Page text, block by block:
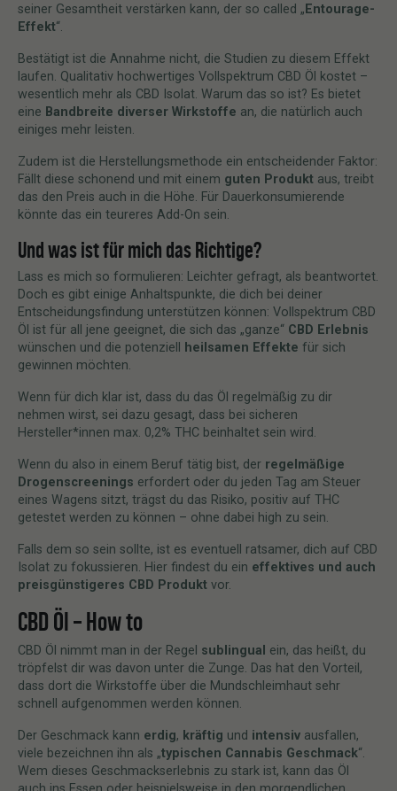
seiner Gesamtheit verstärken kann, der so called „ Entourage-
Effekt“.
Bestätigt ist die Annahme nicht, die Studien zu diesem Effekt
laufen. Qualitativ hochwertiges Vollspektrum CBD Öl kostet –
wesentlich mehr als CBD Isolat. Warum das so ist? Es bietet
eine Bandbreite diverser Wirkstoffe an, die natürlich auch
einiges mehr leisten.
Zudem ist die Herstellungsmethode ein entscheidender Faktor:
Fällt diese schonend und mit einem guten Produkt aus, treibt
das den Preis auch in die Höhe. Für Dauerkonsumierende
könnte das ein teureres Add-On sein.
Und was ist für mich das Richtige?
Lass es mich so formulieren: Leichter gefragt, als beantwortet.
Doch es gibt einige Anhaltspunkte, die dich bei deiner
Entscheidungsfindung unterstützen können: Vollspektrum CBD
Öl ist für all jene geeignet, die sich das „ganze“ CBD Erlebnis
wünschen und die potenziell
heilsamen Effekte für sich
gewinnen möchten.
Wenn für dich klar ist, dass du das Öl regelmäßig zu dir
nehmen wirst, sei dazu gesagt, dass bei sicheren
Hersteller*innen max. 0,2% THC beinhaltet sein wird.
Wenn du also in einem Beruf tätig bist, der regelmäßige
Drogenscreenings erfordert oder du jeden Tag am Steuer
eines Wagens sitzt, trägst du das Risiko, positiv auf THC
getestet werden zu können – ohne dabei high zu sein.
Falls dem so sein sollte, ist es eventuell ratsamer, dich auf CBD
Isolat zu fokussieren. Hier findest du ein effektives und auch
preisgünstigeres CBD Produkt vor.
CBD Öl – How to
CBD Öl nimmt man in der Regel sublingual ein, das heißt, du
tröpfelst dir was davon unter die Zunge. Das hat den Vorteil,
dass dort die Wirkstoffe über die Mundschleimhaut sehr
schnell aufgenommen werden können.
Der Geschmack kann erdig, kräftig und intensiv ausfallen,
viele bezeichnen ihn als „typischen Cannabis Geschmack“.
Wem dieses Geschmackserlebnis zu stark ist, kann das Öl